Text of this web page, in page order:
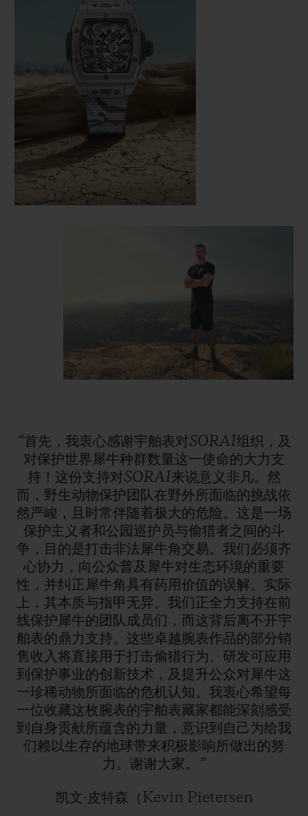
“首先，我衷心感谢宇舶表对SORAI组织，及
对保护世界犀牛种群数量这一使命的大力支
持！这份支持对SORAI来说意义非凡。然
而，野生动物保护团队在野外所面临的挑战依
然严峻，且时常伴随着极大的危险。这是一场
保护主义者和公园巡护员与偷猎者之间的斗
争，目的是打击非法犀牛角交易。我们必须齐
心协力，向公众普及犀牛对生态环境的重要
性，并纠正犀牛角具有药用价值的误解。实际
上，其本质与指甲无异。我们正全力支持在前
线保护犀牛的团队成员们，而这背后离不开宇
舶表的鼎力支持。这些卓越腕表作品的部分销
售收入将直接用于打击偷猎行为、研发可应用
到保护事业的创新技术，及提升公众对犀牛这
一珍稀动物所面临的危机认知。我衷心希望每
一位收藏这枚腕表的宇舶表藏家都能深刻感受
到自身贡献所蕴含的力量，意识到自己为给我
们赖以生存的地球带来积极影响所做出的努
力。谢谢大家。”
凯文·皮特森（Kevin Pietersen